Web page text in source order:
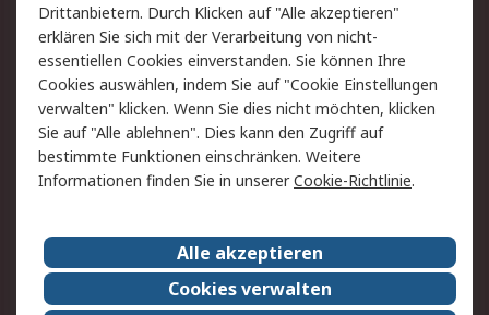
Rechtliches
RS Verkaufs- und
Lieferbedingungen
Datenschutz
Cookie-Richtlinie
Zahlungsbedingungen
Impressum
Webseite Konditionen
RS weltweit
Karriere bei RS
Nachhaltigkeit
Drittanbietern. Durch Klicken auf "Alle akzeptieren"
erklären Sie sich mit der Verarbeitung von nicht-
essentiellen Cookies einverstanden. Sie können Ihre
Cookies auswählen, indem Sie auf "Cookie Einstellungen
verwalten" klicken. Wenn Sie dies nicht möchten, klicken
Sie auf "Alle ablehnen". Dies kann den Zugriff auf
bestimmte Funktionen einschränken. Weitere
Informationen finden Sie in unsererCookie-Richtlinie.
Alle akzeptieren
Cookies verwalten